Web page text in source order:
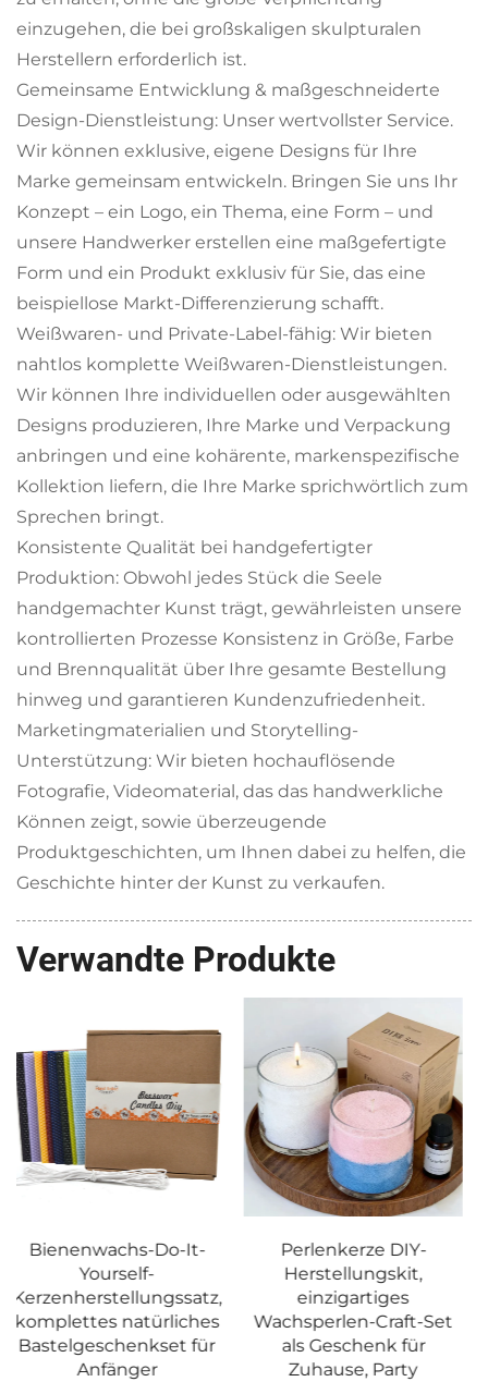
einzugehen, die bei großskaligen skulpturalen
Herstellern erforderlich ist.
Gemeinsame Entwicklung & maßgeschneiderte
Design-Dienstleistung: Unser wertvollster Service.
Wir können exklusive, eigene Designs für Ihre
Marke gemeinsam entwickeln. Bringen Sie uns Ihr
Konzept – ein Logo, ein Thema, eine Form – und
unsere Handwerker erstellen eine maßgefertigte
Form und ein Produkt exklusiv für Sie, das eine
beispiellose Markt-Differenzierung schafft.
Weißwaren- und Private-Label-fähig: Wir bieten
nahtlos komplette Weißwaren-Dienstleistungen.
Wir können Ihre individuellen oder ausgewählten
Designs produzieren, Ihre Marke und Verpackung
anbringen und eine kohärente, markenspezifische
Kollektion liefern, die Ihre Marke sprichwörtlich zum
Sprechen bringt.
Konsistente Qualität bei handgefertigter
Produktion: Obwohl jedes Stück die Seele
handgemachter Kunst trägt, gewährleisten unsere
kontrollierten Prozesse Konsistenz in Größe, Farbe
und Brennqualität über Ihre gesamte Bestellung
hinweg und garantieren Kundenzufriedenheit.
Marketingmaterialien und Storytelling-
Unterstützung: Wir bieten hochauflösende
Fotografie, Videomaterial, das das handwerkliche
Können zeigt, sowie überzeugende
Produktgeschichten, um Ihnen dabei zu helfen, die
Geschichte hinter der Kunst zu verkaufen.
Verwandte Produkte
Perlenkerze DIY-
Herstellungskit,
einzigartiges
Wachsperlen-Craft-Set
als Geschenk für
Zuhause, Party
Gedenkkerze, lang
brennende Yahrzeit-
Kerze zur Erinnerung,
Gebet und
Wohndekoration